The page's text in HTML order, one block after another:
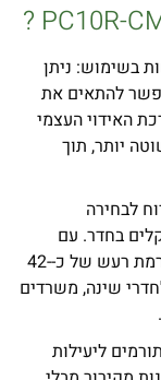
בשימוש: ניתן
להתאים את
האידוי העצמי
יותר, תוך
לבחירה
בחדר. עם
הביצועים הטובים, הוא שקט במיוחד ופועל ברמת רעש של כ-42-
שינה, משרדים
ליעילות